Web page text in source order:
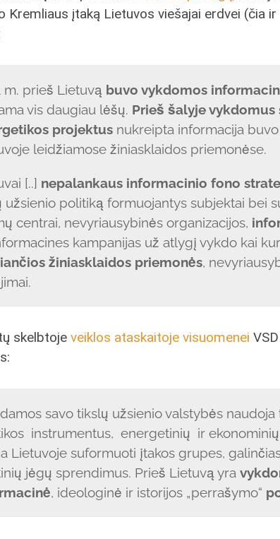
Kremliaus įtaką Lietuvos viešajai erdvei (čia
m. prieš Lietuvą buvo vykdomos
vis daugiau lėšų. Prieš šalyje vykdomus
projektusnukreipta informacija
leidžiamose žiniasklaidos priemonėse.
[..] nepalankaus informacinio fono
užsienio politiką formuojantys subjektai bei
centrai, nevyriausybinės organizacijos,
kampanijas už atlygį vykdo kai
žiniasklaidos priemonės,
skelbtoje veiklos ataskaitoje visuomenei
savo tikslų užsienio valstybės
instrumentus, energetinių ir
Lietuvoje suformuoti įtakos grupes,
jėgų sprendimus. Prieš Lietuvą yra
, ideologinė ir istorijos „perrašymo“